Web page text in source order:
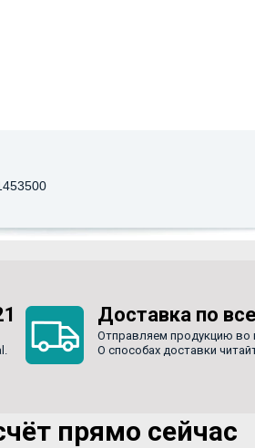
Доставка по
Отправляем продукцию во
О способах доставки
прямо сейчас